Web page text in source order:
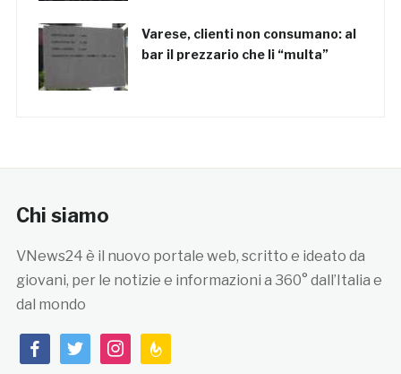
Varese, clienti non consumano: al
bar il prezzario che li “multa”
Chi siamo
VNews24 è il nuovo portale web, scritto e ideato da
giovani, per le notizie e informazioni a 360° dall’Italia e
dal mondo
facebooktwitterinstagramfeedburner